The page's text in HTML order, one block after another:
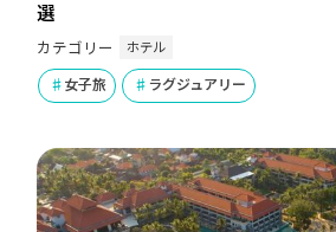
選
カテゴリー ホテル
女子旅 ラグジュアリー